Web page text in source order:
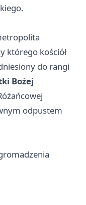
którego kościół
do rangi
Bożej
odpustem